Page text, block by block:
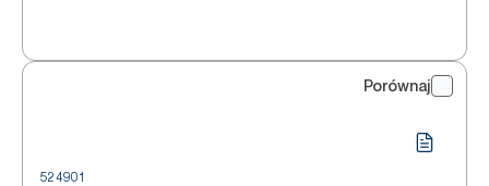
Porównaj
524901